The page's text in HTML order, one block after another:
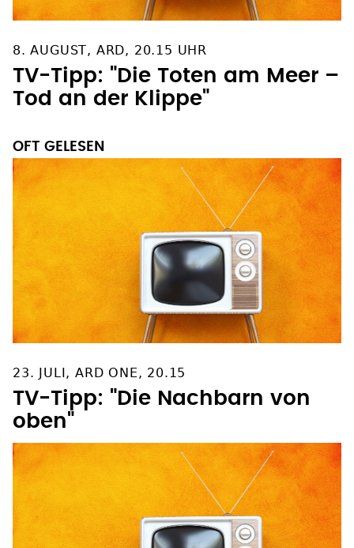
8. AUGUST, ARD, 20.15 UHR
TV-Tipp: "Die Toten am Meer –
Tod an der Klippe"
OFT GELESEN
23. JULI, ARD ONE, 20.15
TV-Tipp: "Die Nachbarn von
oben"